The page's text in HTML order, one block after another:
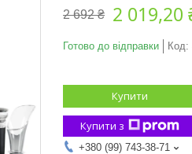
2 692 ₴ 2 019,20
Готово до відправки Код:
Купити
Купити з
+380 (99) 743-38-71